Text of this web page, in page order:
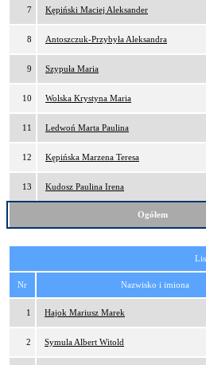
7 Kępiński Maciej Aleksander
8 Antoszczuk-Przybyła Aleksandra
9 Szypuła Maria
10 Wolska Krystyna Maria
11 Ledwoń Marta Paulina
12 Kępińska Marzena Teresa
13 Kudosz Paulina Irena
Ogółem
Nr Nazwisko i imiona
1 Hajok Mariusz Marek
2 Symula Albert Witold